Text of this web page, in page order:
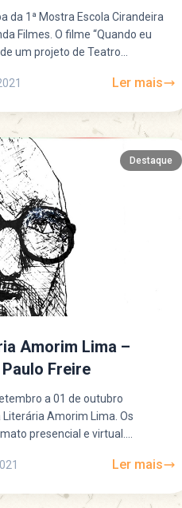
da 1ª Mostra Escola Cirandeira
Filmes. O filme “Quando eu
um projeto de Teatro...
Ler mais
Destaque
Amorim Lima –
Freire
a 01 de outubro
Literária Amorim Lima. Os
presencial e virtual....
Ler mais